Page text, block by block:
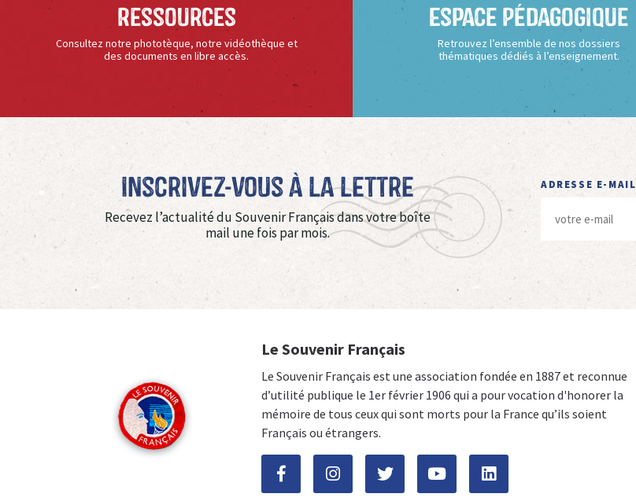
Ressources
Consultez notre phototèque, notre vidéothèque et
des documents en libre accès.
Espace Pédagogique
Retrouvez l’ensemble de nos dossiers
thématiques dédiés à l’enseignement.
Inscrivez-vous à La Lettre
Recevez l’actualité du Souvenir Français dans votre boîte
mail une fois par mois.
ADRESSE E-MAIL
Le Souvenir Français
Le Souvenir Français est une association fondée en 1887 et reconnue
d’utilité publique le 1er février 1906 qui a pour vocation d'honorer la
mémoire de tous ceux qui sont morts pour la France qu’ils soient
Français ou étrangers.